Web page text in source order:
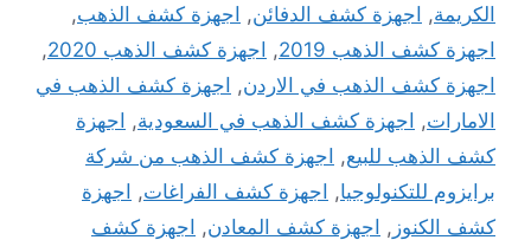
الكريمة, اجهزة كشف الدفائن, اجهزة كشف الذهب,
اجهزة كشف الذهب 2019
, اجهزة كشف الذهب 2020
,
اجهزة كشف الذهب في الاردن, اجهزة كشف الذهب في
الامارات, اجهزة كشف الذهب في السعودية, اجهزة
كشف الذهب للبيع, اجهزة كشف الذهب من شركة
برايزوم للتكنولوجيا, اجهزة كشف الفراغات, اجهزة
كشف الكنوز , اجهزة كشف المعادن, اجهزة كشف